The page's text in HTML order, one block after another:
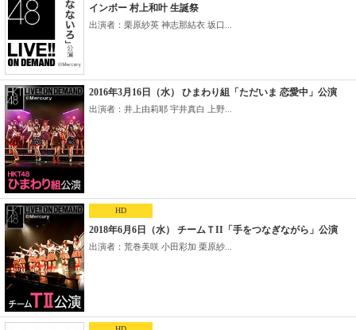
インボー 村上和叶 生誕祭
出演者：栗原紗英 神志那結衣 坂口...
2016年3月16日（水） ひまわり組「ただいま 恋愛中」公演
出演者：井上由莉耶 宇井真白 上野...
HD
2018年6月6日（水） チームＴII「手をつなぎながら」公演
出演者：荒巻美咲 小田彩加 栗原紗...